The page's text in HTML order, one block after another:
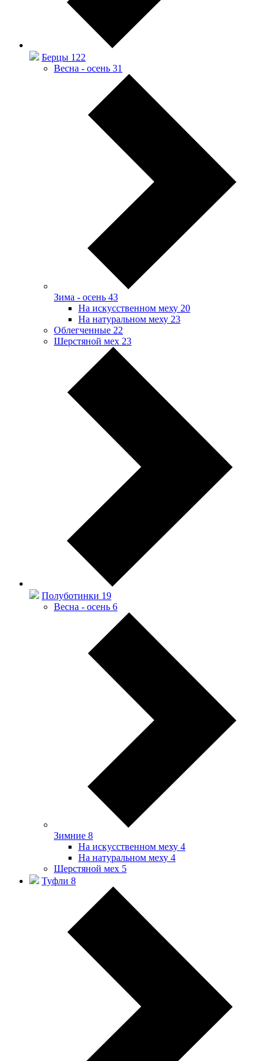
Берцы 122
Весна - осень 31
Зима - осень 43
На искусственном меху 20
На натуральном меху 23
Облегченные 22
Шерстяной мех 23
Полуботинки 19
Весна - осень 6
Зимние 8
На искусственном меху 4
На натуральном меху 4
Шерстяной мех 5
Туфли 8